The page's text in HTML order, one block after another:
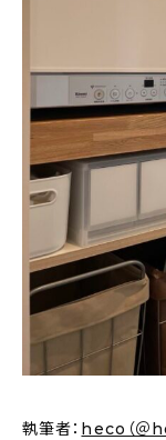
人気の記事
おすすめの記事
インテリア
日用品
キッチン
ギフト
執筆者： heco（＠